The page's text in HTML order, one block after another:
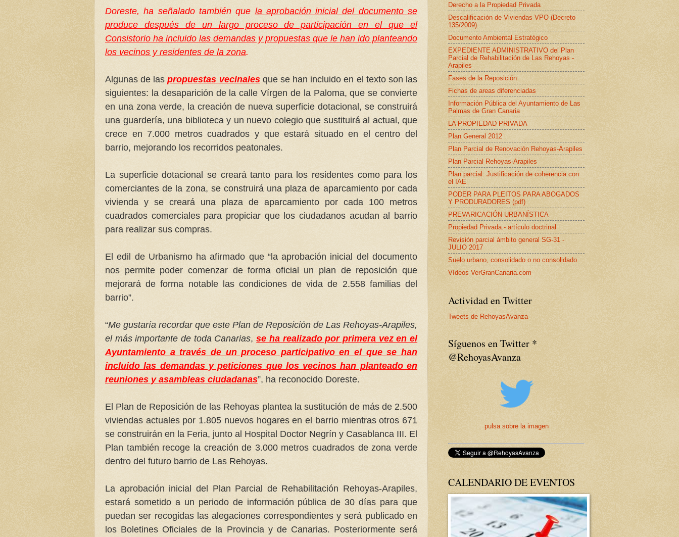
Doreste, ha señalado también que la aprobación inicial del documento se
produce después de un largo proceso de participación en el que el
Consistorio ha incluido las demandas y propuestas que le han ido planteando
los vecinos y residentes de la zona.
Algunas de laspropuestas vecinalesque se han incluido en el texto son las
siguientes: la desaparición de la calle Vírgen de la Paloma, que se convierte
en una zona verde, la creación de nueva superficie dotacional, se construirá
una guardería, una biblioteca y un nuevo colegio que sustituirá al actual, que
crece en 7.000 metros cuadrados y que estará situado en el centro del
barrio, mejorando los recorridos peatonales.
La superficie dotacional se creará tanto para los residentes como para los
comerciantes de la zona, se construirá una plaza de aparcamiento por cada
vivienda y se creará una plaza de aparcamiento por cada 100 metros
cuadrados comerciales para propiciar que los ciudadanos acudan al barrio
para realizar sus compras.
El edil de Urbanismo ha afirmado que “la aprobación inicial del documento
nos permite poder comenzar de forma oficial un plan de reposición que
mejorará de forma notable las condiciones de vida de 2.558 familias del
barrio”.
“Me gustaría recordar que este Plan de Reposición de Las Rehoyas-Arapiles,
el más importante de toda Canarias,se ha realizado por primera vez en el
Ayuntamiento a través de un proceso participativo en el que se han
incluido las demandas y peticiones que los vecinos han planteado en
reuniones y asambleas ciudadanas”, ha reconocido Doreste.
El Plan de Reposición de las Rehoyas plantea la sustitución de más de 2.500
viviendas actuales por 1.805 nuevos hogares en el barrio mientras otros 671
se construirán en la Feria, junto al Hospital Doctor Negrín y Casablanca III. El
Plan también recoge la creación de 3.000 metros cuadrados de zona verde
dentro del futuro barrio de Las Rehoyas.
La aprobación inicial del Plan Parcial de Rehabilitación Rehoyas-Arapiles,
estará sometido a un periodo de información pública de 30 días para que
puedan ser recogidas las alegaciones correspondientes y será publicado en
los Boletines Oficiales de la Provincia y de Canarias. Posteriormente será
Derecho a la Propiedad Privada
Descalificación de Viviendas VPO (Decreto
135/2009)
Documento Ambiental Estratégico
EXPEDIENTE ADMINISTRATIVO del Plan
Parcial de Rehabilitación de Las Rehoyas -
Arapiles
Fases de la Reposición
Fichas de areas diferenciadas
Información Pública del Ayuntamiento de Las
Palmas de Gran Canaria
LA PROPIEDAD PRIVADA
Plan General 2012
Plan Parcial de Renovación Rehoyas-Arapiles
Plan Parcial Rehoyas-Arapiles
Plan parcial: Justificación de coherencia con
el IAE
PODER PARA PLEITOS PARA ABOGADOS
Y PRODURADORES (pdf)
PREVARICACIÓN URBANÍSTICA
Propiedad Privada.- artículo doctrinal
Revisión parcial ámbito general SG-31 -
JULIO 2017
Suelo urbano, consolidado o no consolidado
Vídeos VerGranCanaria.com
Actividad en Twitter
Tweets de RehoyasAvanza
Síguenos en Twitter *
@RehoyasAvanza
pulsa sobre la imagen
CALENDARIO DE EVENTOS